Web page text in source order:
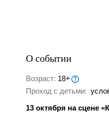
О событии
Возраст: 18+
Проход с детьми:
13 октября на сцене